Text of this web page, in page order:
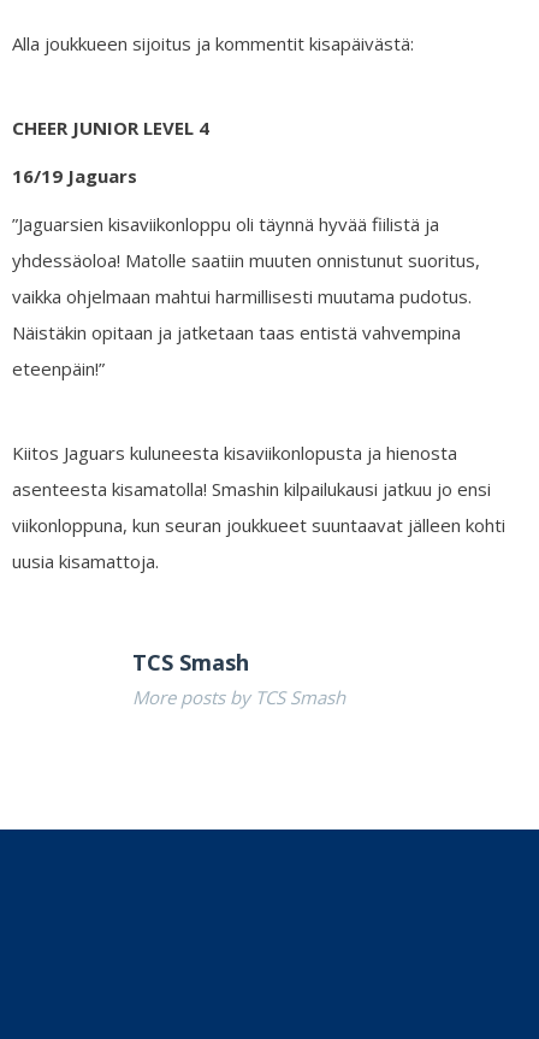
Alla joukkueen sijoitus ja kommentit kisapäivästä:
CHEER JUNIOR LEVEL 4
16/19 Jaguars
”Jaguarsien kisaviikonloppu oli täynnä hyvää fiilistä ja
yhdessäoloa! Matolle saatiin muuten onnistunut suoritus,
vaikka ohjelmaan mahtui harmillisesti muutama pudotus.
Näistäkin opitaan ja jatketaan taas entistä vahvempina
eteenpäin!”
Kiitos Jaguars kuluneesta kisaviikonlopusta ja hienosta
asenteesta kisamatolla! Smashin kilpailukausi jatkuu jo ensi
viikonloppuna, kun seuran joukkueet suuntaavat jälleen kohti
uusia kisamattoja.
TCS Smash
More posts by TCS Smash